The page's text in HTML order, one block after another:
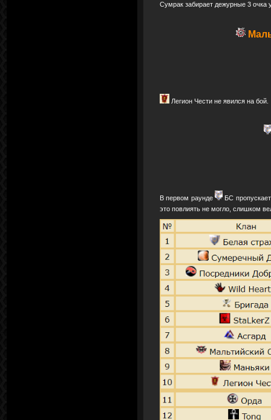
Сумрак забирает дежурные 3 очка
Легион Чести не явился на бой.
В первом раунде
БС
это повлиять не могло, слишком